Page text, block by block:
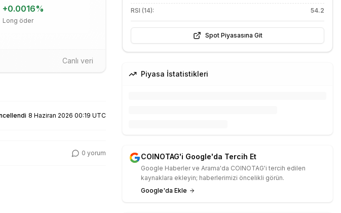
+0.0016%
Long öder
Canlı veri
8 Haziran 2026 00:19 UTC
0 yorum
RSI (14): 54.2
Spot Piyasasına Git
Piyasa İstatistikleri
COINOTAG'i Google'da Tercih Et
Google Haberler ve Arama'da COINOTAG'i tercih edilen
kaynaklara ekleyin; haberlerimizi öncelikli görün.
Google'da Ekle